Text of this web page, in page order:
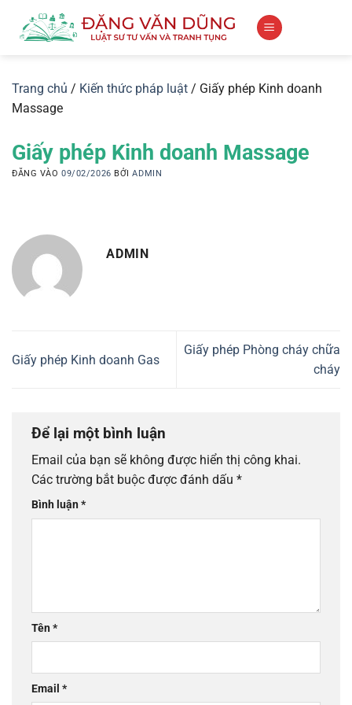
Trang chủ / Kiến thức pháp luật / Giấy phép Kinh doanh
Massage
Giấy phép Kinh doanh Massage
ĐĂNG VÀO09/02/2026 BỞIADMIN
ADMIN
Giấy phép Kinh doanh Gas
Giấy phép Phòng cháy chữa
cháy
Để lại một bình luận
Email của bạn sẽ không được hiển thị công khai.
Các trường bắt buộc được đánh dấu *
Bình luận*
Tên*
Email *